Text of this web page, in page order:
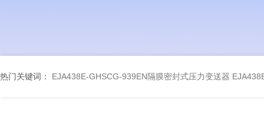
热门关键词： EJA438E-GHSCG-939EN隔膜密封式压力变送器